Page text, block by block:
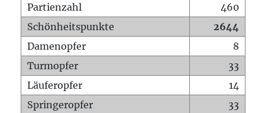
Partienzahl
460
Schönheitspunkte
2644
Damenopfer
8
Turmopfer
33
Läuferopfer
14
Springeropfer
33